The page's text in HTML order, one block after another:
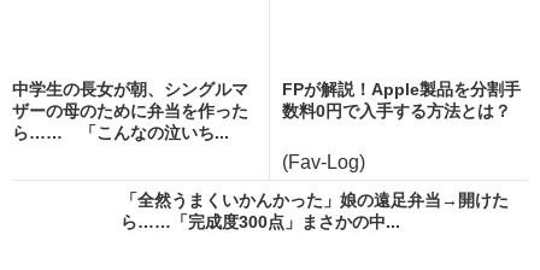
中学生の長女が朝、シングルマ
ザーの母のために弁当を作った
ら…… 「こんなの泣いち...
FPが解説！Apple製品を分割手
数料0円で入手する方法とは？
(Fav-Log)
「全然うまくいかんかった」娘の遠足弁当→開けた
ら……「完成度300点」まさかの中...